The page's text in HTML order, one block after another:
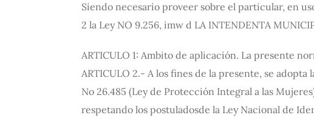
Siendo necesario proveer sobre el particular, en
2 la Ley NO 9.256, imw d LA INTENDENTA
ARTICULO 1: Ambito de aplicación. La presente
ARTICULO 2.- A los fines de la presente, se
No 26.485 (Ley de Protección Integral a las
respetando los postuladosde la Ley Nacional de